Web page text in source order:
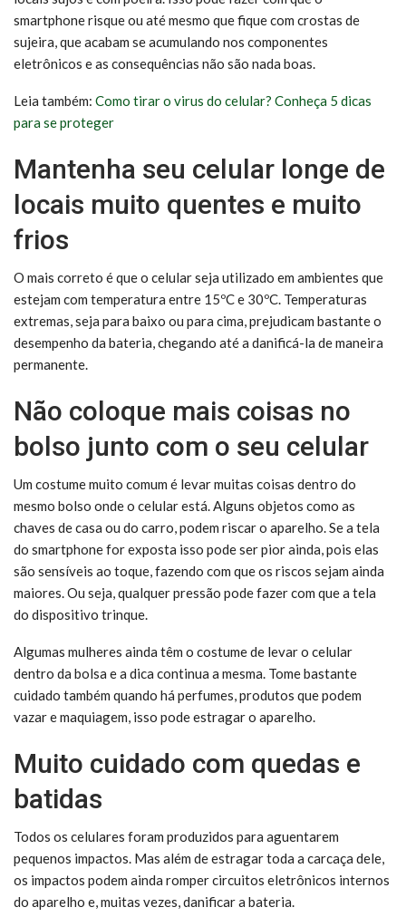
smartphone risque ou até mesmo que fique com crostas de
sujeira, que acabam se acumulando nos componentes
eletrônicos e as consequências não são nada boas.
Leia também: Como tirar o virus do celular? Conheça 5 dicas
para se proteger
Mantenha seu celular longe de
locais muito quentes e muito
frios
O mais correto é que o celular seja utilizado em ambientes que
estejam com temperatura entre 15ºC e 30ºC. Temperaturas
extremas, seja para baixo ou para cima, prejudicam bastante o
desempenho da bateria, chegando até a danificá-la de maneira
permanente.
Não coloque mais coisas no
bolso junto com o seu celular
Um costume muito comum é levar muitas coisas dentro do
mesmo bolso onde o celular está. Alguns objetos como as
chaves de casa ou do carro, podem riscar o aparelho. Se a tela
do smartphone for exposta isso pode ser pior ainda, pois elas
são sensíveis ao toque, fazendo com que os riscos sejam ainda
maiores. Ou seja, qualquer pressão pode fazer com que a tela
do dispositivo trinque.
Algumas mulheres ainda têm o costume de levar o celular
dentro da bolsa e a dica continua a mesma. Tome bastante
cuidado também quando há perfumes, produtos que podem
vazar e maquiagem, isso pode estragar o aparelho.
Muito cuidado com quedas e
batidas
Todos os celulares foram produzidos para aguentarem
pequenos impactos. Mas além de estragar toda a carcaça dele,
os impactos podem ainda romper circuitos eletrônicos internos
do aparelho e, muitas vezes, danificar a bateria.